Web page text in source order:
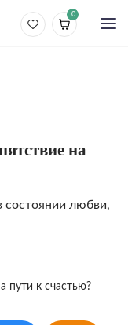
0
на
состоянии любви,